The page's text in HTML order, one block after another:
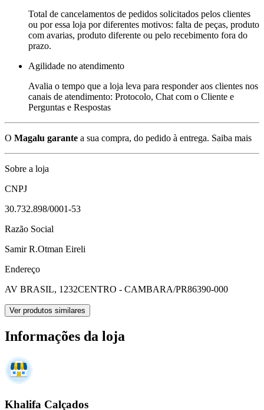
Total de cancelamentos de pedidos solicitados pelos clientes
ou por essa loja por diferentes motivos: falta de peças, produto
com avarias, produto diferente ou pelo recebimento fora do
prazo.
Agilidade no atendimento
Avalia o tempo que a loja leva para responder aos clientes nos
canais de atendimento: Protocolo, Chat com o Cliente e
Perguntas e Respostas
O Magalu garante a sua compra, do pedido à entrega. Saiba mais
Sobre a loja
CNPJ
30.732.898/0001-53
Razão Social
Samir R.Otman Eireli
Endereço
AV BRASIL, 1232CENTRO - CAMBARA/PR86390-000
Ver produtos similares
Informações da loja
Khalifa Calçados